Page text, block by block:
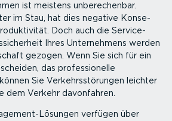
ist meistens unbere­chenbar.
im Stau, hat dies negative Konse­
Doch auch die Service­
Ihres Unter­nehmens werden
gezogen. Wenn Sie sich für ein
das profes­sio­nelle
Sie Verkehrs­stö­rungen leichter
dem Verkehr davonfahren.
Lösungen verfügen über